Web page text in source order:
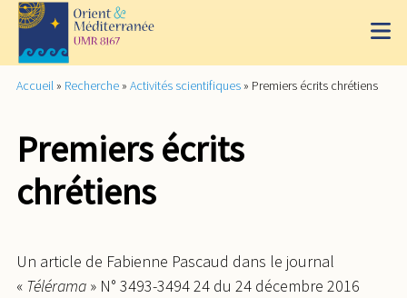
Accueil » Recherche » Activités scientifiques » Premiers écrits chrétiens
Premiers écrits
chrétiens
Un article de Fabienne Pascaud dans le journal
« Télérama » N° 3493-3494 24 du 24 décembre 2016